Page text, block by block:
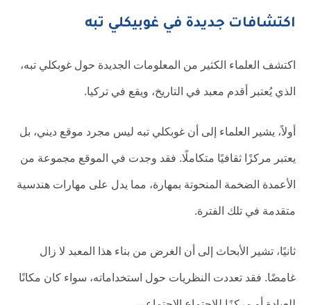
اكتشافات جديدة في غوبيكلي تبه
اكتشف العلماء الكثير من المعلومات الجديدة حول غوبكلي تبه،
الذي يُعتبر أقدم معبد في التاريخ، ويقع في تركيا.
أولاً، يشير العلماء إلى أن غوبكلي تبه ليس مجرد موقع ديني، بل
يعتبر مركزًا ثقافيًا متكاملًا. فقد وجدت في الموقع مجموعة من
الأعمدة الضخمة المنحوتة بمهارة، مما يدل على مهارات هندسية
متقدمة في تلك الفترة.
ثانيًا، تشير الأبحاث إلى أن الغرض من بناء هذا المعبد لا زال
غامضًا. فقد تعددت النظريات حول استخداماته، سواء كان مكانًا